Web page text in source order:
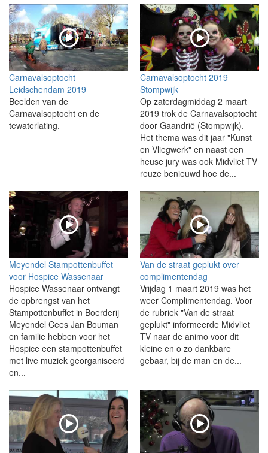
Carnavalsoptocht
Leidschendam 2019
Beelden van de
Carnavalsoptocht en de
tewaterlating.
Carnavalsoptocht 2019
Stompwijk
Op zaterdagmiddag 2 maart
2019 trok de Carnavalsoptocht
door Gaandrië (Stompwijk).
Het thema was dit jaar "Kunst
en Vliegwerk" en naast een
heuse jury was ook Midvliet TV
reuze benieuwd hoe de...
Meyendel Stampottenbuffet
voor Hospice Wassenaar
Hospice Wassenaar ontvangt
de opbrengst van het
Stampottenbuffet in Boerderij
Meyendel Cees Jan Bouman
en familie hebben voor het
Hospice een stampottenbuffet
met live muziek georganiseerd
en...
Van de straat geplukt over
complimentendag
Vrijdag 1 maart 2019 was het
weer Complimentendag. Voor
de rubriek "Van de straat
geplukt" informeerde Midvliet
TV naar de animo voor dit
kleine en o zo dankbare
gebaar, bij de man en de...